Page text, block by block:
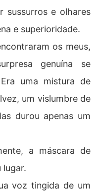
sussurros e olhares
e superioridade.
os meus,
genuína se
uma mistura de
um vislumbre de
durou apenas um
a máscara de
lugar.
voz tingida de um